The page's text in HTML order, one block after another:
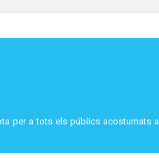
per a tots els públics acostumats a